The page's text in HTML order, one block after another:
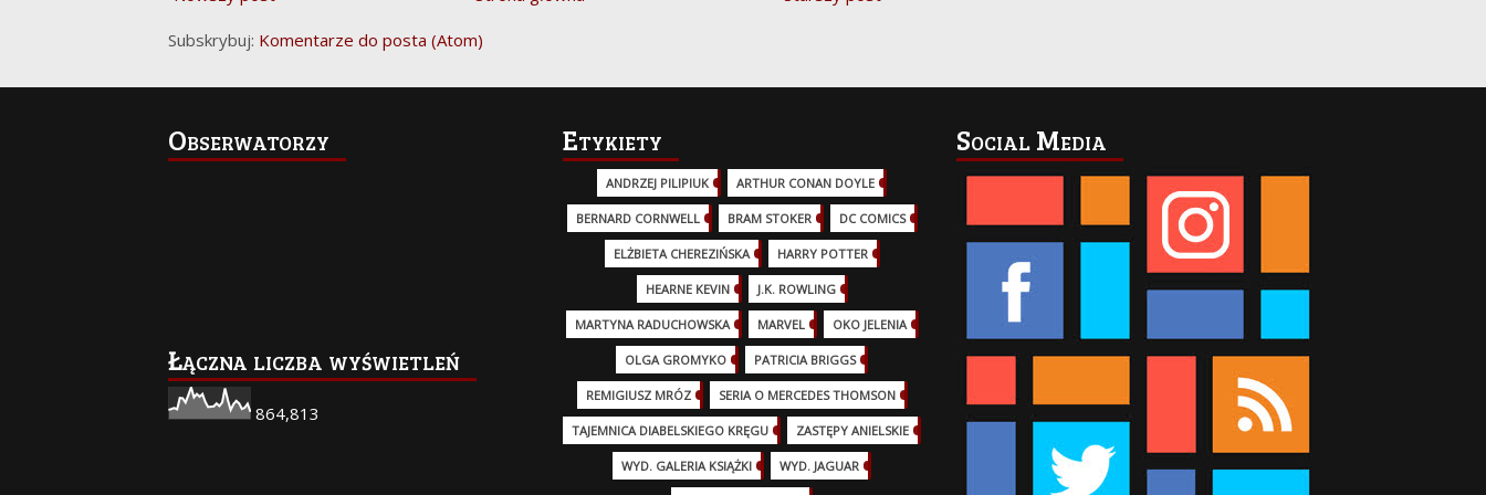
Subskrybuj: Komentarze do posta (Atom)
Obserwatorzy
Łączna liczba wyświetleń
864,813
Etykiety
ANDRZEJ PILIPIUK (29)ARTHUR CONAN DOYLE
BERNARD CORNWELL BRAM STOKER DC COMICS
ELŻBIETA CHEREZIŃSKA HARRY POTTER
HEARNE KEVIN J.K. ROWLING
MARTYNA RADUCHOWSKA MARVEL (32)OKO JELENIA
OLGA GROMYKO PATRICIA BRIGGS
REMIGIUSZ MRÓZ SERIA O MERCEDES THOMSON
TAJEMNICA DIABELSKIEGO KRĘGU ZASTĘPY ANIELSKIE
WYD. GALERIA KSIĄŻKI WYD. JAGUAR
Social Media